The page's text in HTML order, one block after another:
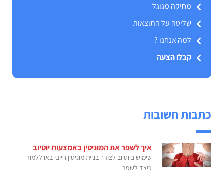
מחיקה מגוגל
שליטה על התוצאות
למה אנחנו ?
קבלו הצעה
כתבות חשובות
איך לשפר את המוניטין באמצעות יוטיוב
שימוש ביוטיוב לצורך בניית מוניטין חיובי באו ללמוד
כיצד לשפר